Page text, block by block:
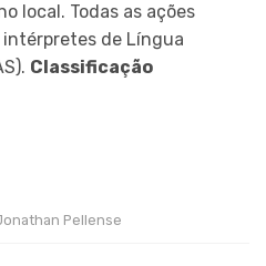
local. Todas as ações
de Língua
Classificação
Pellense